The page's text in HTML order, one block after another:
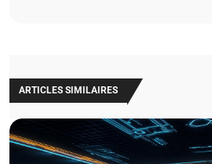
ARTICLES SIMILAIRES